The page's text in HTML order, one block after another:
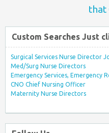
that
Custom Searches Just
Surgical Services Nurse Director
Med/Surg Nurse Directors
Emergency Services, Emergency
CNO Chief Nursing Officer
Maternity Nurse Directors